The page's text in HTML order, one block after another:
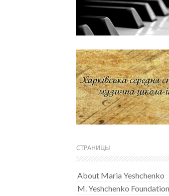
СТРАНИЦЫ
About Maria Yeshchenko
M. Yeshchenko